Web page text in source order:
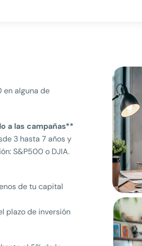
en alguna de
a las campañas**
3 hasta 7 años y
S&P500 o DJIA.
de tu capital
plazo de inversión